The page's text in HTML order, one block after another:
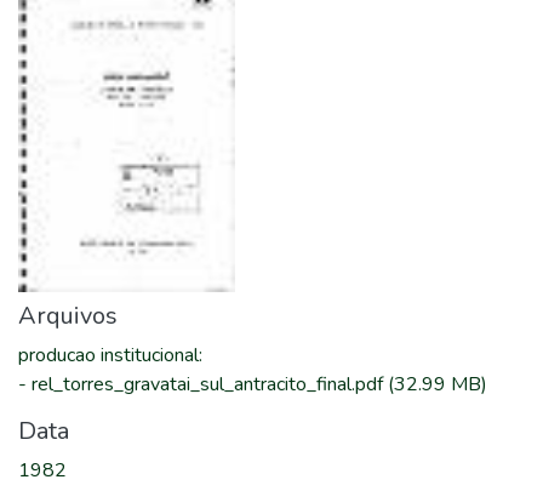
Arquivos
producao institucional:
- rel_torres_gravatai_sul_antracito_final.pdf(32.99 MB)
Data
1982